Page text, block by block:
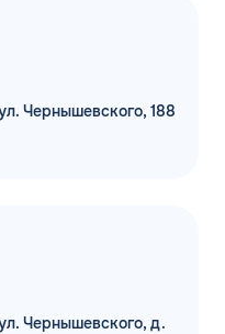
Чернышевского, 188
Чернышевского, д.